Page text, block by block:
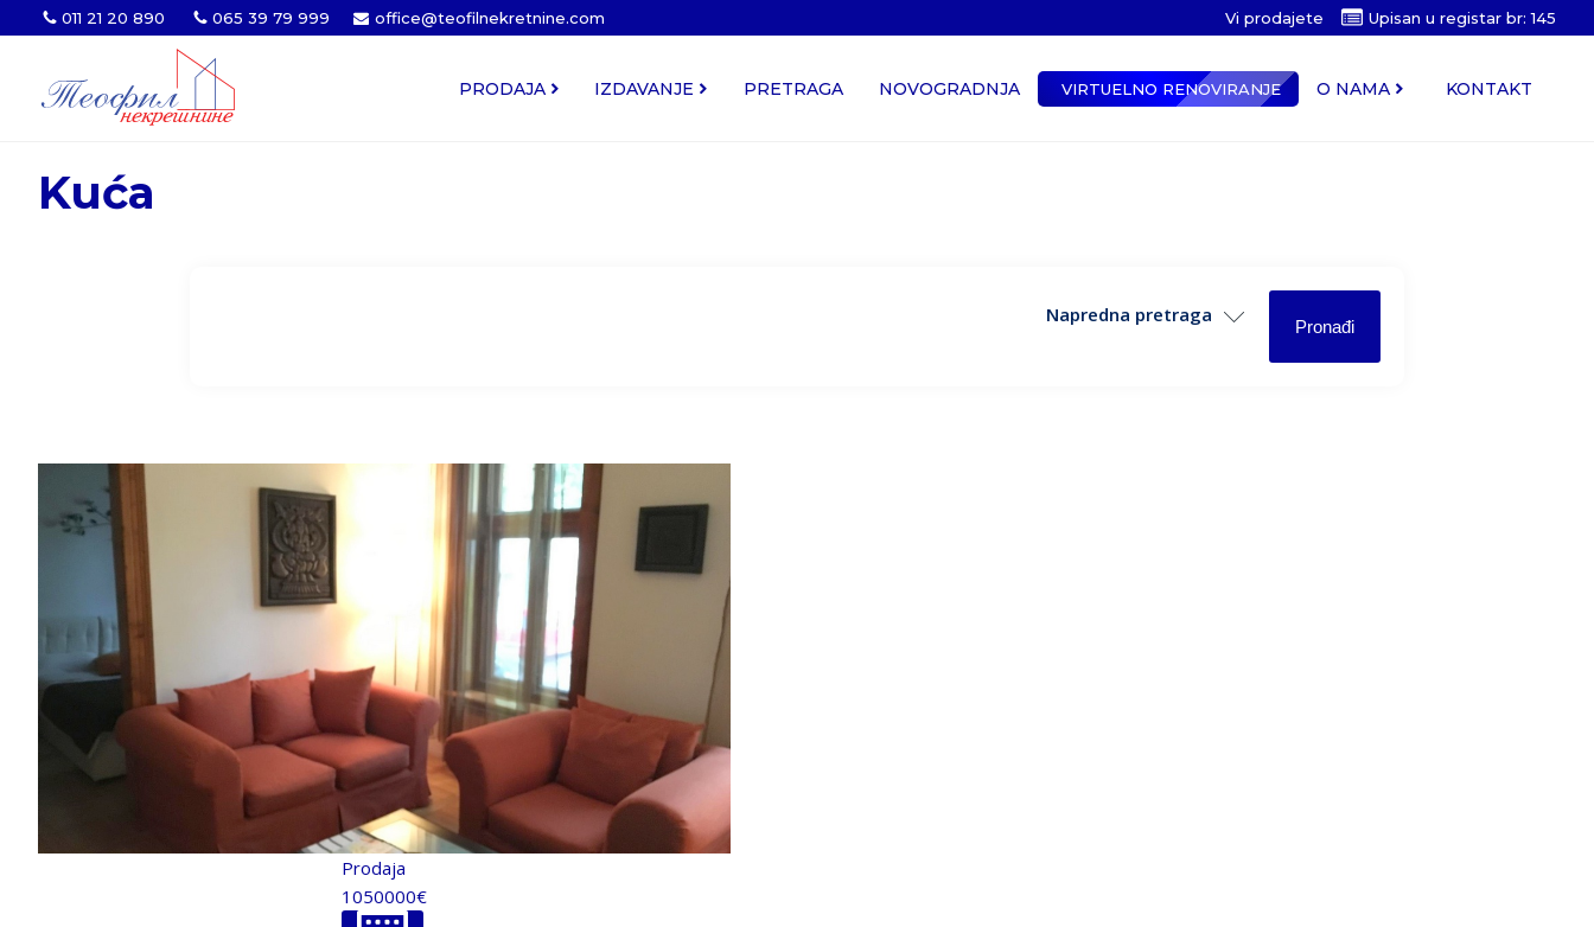
011 21 20 890 065 39 79 999 office@teofilnekretnine.com Vi prodajete Upisan u registar br: 145
PRODAJA IZDAVANJE PRETRAGA NOVOGRADNJA VIRTUELNO RENOVIRANJE O NAMA KONTAKT
Kuća
Napredna pretraga
Pronađi
Prodaja
1050000€